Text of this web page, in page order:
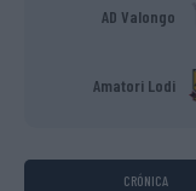
AD Valongo
Amatori Lodi
CRÓNICA